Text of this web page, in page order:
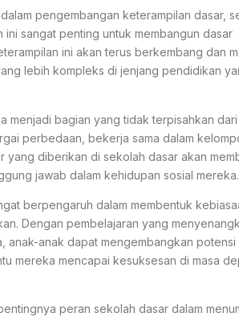
pengembangan keterampilan dasar,
ini sangat penting untuk membangun dasar
ini akan terus berkembang dan
lebih kompleks di jenjang pendidikan
menjadi bagian yang tidak terpisahkan dari
perbedaan, bekerja sama dalam
yang diberikan di sekolah dasar akan
jawab dalam kehidupan sosial mereka.
berpengaruh dalam membentuk
Dengan pembelajaran yang
anak dapat mengembangkan potensi
mereka mencapai kesuksesan di masa
peran sekolah dasar dalam